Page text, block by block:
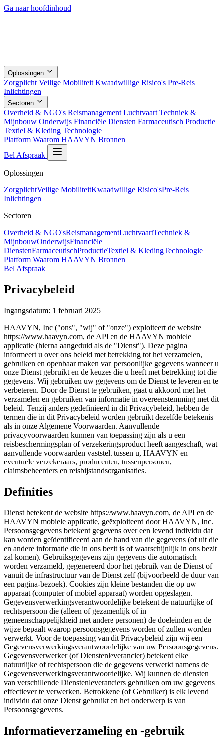
Ga naar hoofdinhoud
Oplossingen
Zorgplicht Veilige Mobiliteit Kwaadwillige Risico's Pre-Reis
Inlichtingen
Sectoren
Overheid & NGO's Reismanagement Luchtvaart Techniek &
Mijnbouw Onderwijs Financiële Diensten Farmaceutisch Productie
Textiel & Kleding Technologie
Platform Waarom HAAVYN Bronnen
Bel Afspraak
Oplossingen
ZorgplichtVeilige MobiliteitKwaadwillige Risico'sPre-Reis
Inlichtingen
Sectoren
Overheid & NGO'sReismanagementLuchtvaartTechniek &
MijnbouwOnderwijsFinanciële
DienstenFarmaceutischProductieTextiel & KledingTechnologie
Platform Waarom HAAVYN Bronnen
Bel Afspraak
Privacybeleid
Ingangsdatum: 1 februari 2025
HAAVYN, Inc ("ons", "wij" of "onze") exploiteert de website
https://www.haavyn.com, de API en de HAAVYN mobiele
applicatie (hierna aangeduid als de "Dienst"). Deze pagina
informeert u over ons beleid met betrekking tot het verzamelen,
gebruiken en openbaar maken van persoonlijke gegevens wanneer u
onze Dienst gebruikt en de keuzes die u heeft met betrekking tot die
gegevens. Wij gebruiken uw gegevens om de Dienst te leveren en te
verbeteren. Door de Dienst te gebruiken, gaat u akkoord met het
verzamelen en gebruiken van informatie in overeenstemming met dit
beleid. Tenzij anders gedefinieerd in dit Privacybeleid, hebben de
termen die in dit Privacybeleid worden gebruikt dezelfde betekenis
als in onze Algemene Voorwaarden. Aanvullende
privacyvoorwaarden kunnen van toepassing zijn als u een
reisbeschermingsplan of verzekeringsproduct heeft aangeschaft, wat
aanvullende voorwaarden vaststelt tussen u, HAAVYN en
eventuele verzekeraars, producenten, tussenpersonen,
claimsbeheerders en reisbijstandsorganisaties.
Definities
Dienst betekent de website https://www.haavyn.com, de API en de
HAAVYN mobiele applicatie, geëxploiteerd door HAAVYN, Inc.
Persoonsgegevens betekent gegevens over een levend individu dat
kan worden geïdentificeerd aan de hand van die gegevens (of uit die
en andere informatie die in ons bezit is of waarschijnlijk in ons bezit
zal komen). Gebruiksgegevens zijn gegevens die automatisch
worden verzameld, gegenereerd door het gebruik van de Dienst of
vanuit de infrastructuur van de Dienst zelf (bijvoorbeeld de duur van
een pagina-bezoek). Cookies zijn kleine bestanden die op uw
apparaat (computer of mobiel apparaat) worden opgeslagen.
Gegevensverwerkingsverantwoordelijke betekent de natuurlijke of
rechtspersoon die (alleen of gezamenlijk of in
gemeenschappelijkheid met andere personen) de doeleinden en de
wijze bepaalt waarop persoonsgegevens worden of zullen worden
verwerkt. Voor de toepassing van dit Privacybeleid zijn wij een
Gegevensverwerkingsverantwoordelijke van uw Persoonsgegevens.
Gegevensverwerker (of Dienstenleverancier) betekent elke
natuurlijke of rechtspersoon die de gegevens verwerkt namens de
Gegevensverwerkingsverantwoordelijke. Wij kunnen de diensten
van verschillende Dienstenleveranciers gebruiken om uw gegevens
effectiever te verwerken. Betrokkene (of Gebruiker) is elk levend
individu dat onze Dienst gebruikt en het onderwerp is van
Persoonsgegevens.
Informatieverzameling en -gebruik